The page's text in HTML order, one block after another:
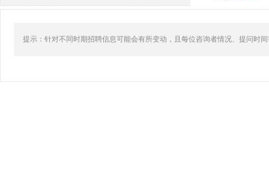
提示：针对不同时期招聘信息可能会有所变动，且每位咨询者情况、提问时